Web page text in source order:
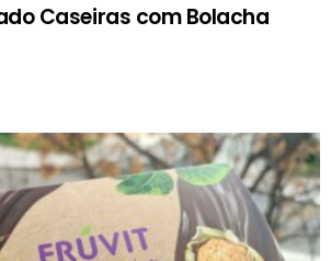
Caseiras com Bolacha